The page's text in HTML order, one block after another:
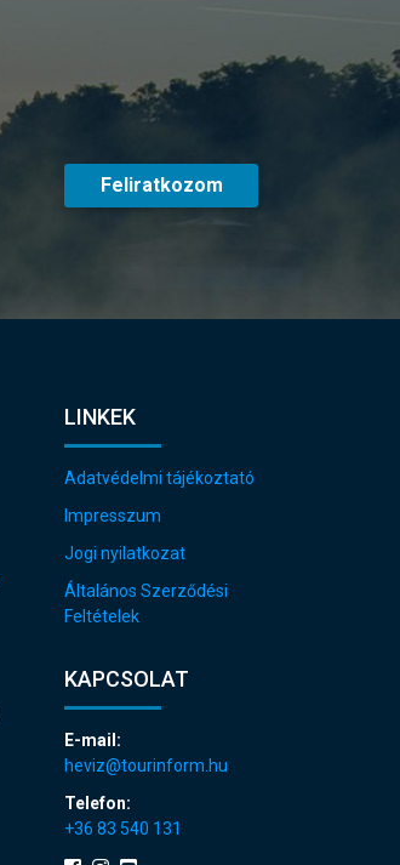
Feliratkozom
LINKEK
Adatvédelmi tájékoztató
Impresszum
Jogi nyilatkozat
Általános Szerződési
Feltételek
KAPCSOLAT
E-mail:
heviz@tourinform.hu
Telefon:
+36 83 540 131